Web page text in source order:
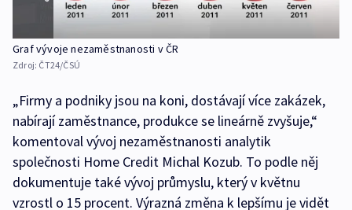
Graf vývoje nezaměstnanosti v ČR
Zdroj: ČT24/ČSÚ
„Firmy a podniky jsou na koni, dostávají více zakázek,
nabírají zaměstnance, produkce se lineárně zvyšuje,“
komentoval vývoj nezaměstnanosti analytik
společnosti Home Credit Michal Kozub. To podle něj
dokumentuje také vývoj průmyslu, který v květnu
vzrostl o 15 procent. Výrazná změna k lepšímu je vidět